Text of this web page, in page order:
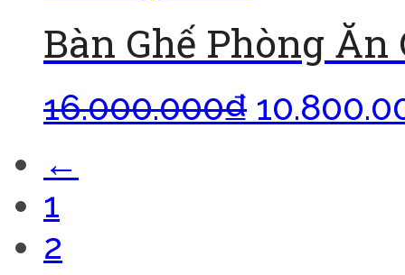
Bàn Ghế Phòng Ăn
16.000.000₫
←
1
2